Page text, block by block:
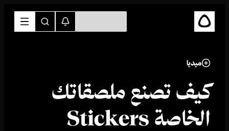
ميديا
كيف تصنع ملصقاتك
الخاصة Stickers